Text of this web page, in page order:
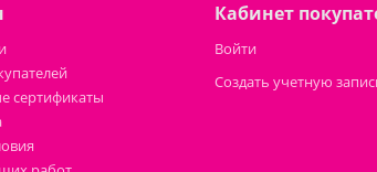
сертификаты
Кабинет
Войти
Создать учетную